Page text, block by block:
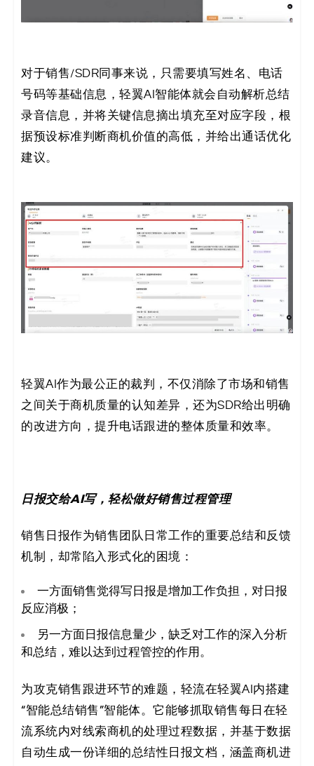
对于销售/SDR同事来说，只需要填写姓名、电话
号码等基础信息，轻翼AI智能体就会自动解析总结
录音信息，并将关键信息摘出填充至对应字段，根
据预设标准判断商机价值的高低，并给出通话优化
建议。
轻翼AI作为最公正的裁判，不仅消除了市场和销售
之间关于商机质量的认知差异，还为SDR给出明确
的改进方向，提升电话跟进的整体质量和效率。
日报交给AI写，轻松做好销售过程管理
销售日报作为销售团队日常工作的重要总结和反馈
机制，却常陷入形式化的困境：
一方面销售觉得写日报是增加工作负担，对日报
反应消极；
另一方面日报信息量少，缺乏对工作的深入分析
和总结，难以达到过程管控的作用。
为攻克销售跟进环节的难题，轻流在轻翼AI内搭建
“智能总结销售”智能体。它能够抓取销售每日在轻
流系统内对线索商机的处理过程数据，并基于数据
自动生成一份详细的总结性日报文档，涵盖商机进